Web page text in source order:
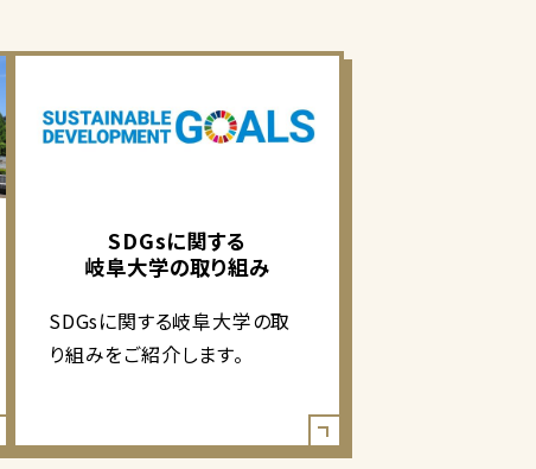
SDGsに関する
岐阜大学の取り組み
SDGsに関する岐阜大学の取
り組みをご紹介します。